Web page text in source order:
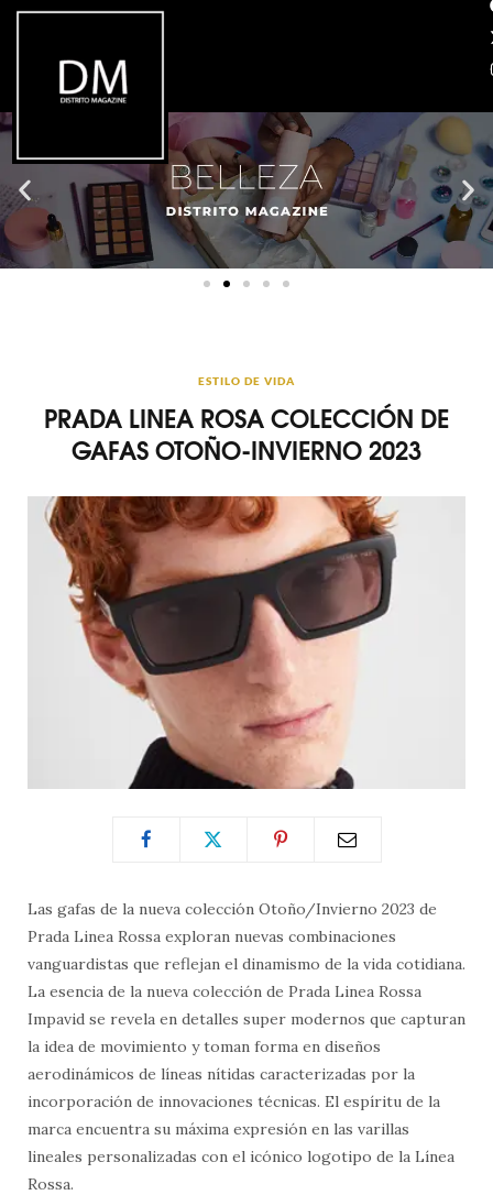
ESTILO DE VIDA
PRADA LINEA ROSA COLECCIÓN DE
GAFAS OTOÑO-INVIERNO 2023
Las gafas de la nueva colección Otoño/Invierno 2023 de
Prada Linea Rossa exploran nuevas combinaciones
vanguardistas que reflejan el dinamismo de la vida cotidiana.
La esencia de la nueva colección de Prada Linea Rossa
Impavid se revela en detalles super modernos que capturan
la idea de movimiento y toman forma en diseños
aerodinámicos de líneas nítidas caracterizadas por la
incorporación de innovaciones técnicas. El espíritu de la
marca encuentra su máxima expresión en las varillas
lineales personalizadas con el icónico logotipo de la Línea
Rossa.